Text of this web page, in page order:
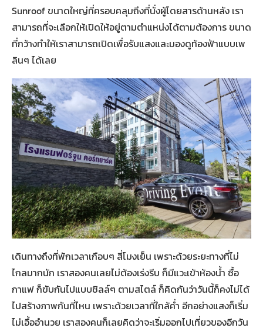
Sunroof ขนาดใหญ่ที่ครอบคลุมถึงที่นั่งผู้โดยสารด้านหลัง เรา
สามารถที่จะเลือกให้เปิดให้อยู่ตามตำแหน่งได้ตามต้องการ ขนาด
ที่กว้างทำให้เราสามารถเปิดเพื่อรับแสงและมองดูท้องฟ้าแบบเพ
ลินๆ ได้เลย
เดินทางถึงที่พักเวลาเกือบๆ สี่โมงเย็น เพราะด้วยระยะทางที่ไม่
ไกลมากนัก เราสองคนเลยไม่ต้องเร่งรีบ ก็มีแวะเข้าห้องน้ำ ซื้อ
กาแฟ ก็ขับกันไปแบบชิลล์ๆ ตามสไตล์ ก็คิดกันว่าวันนี้ก็คงไม่ได้
ไปสร้างภาพกันที่ไหน เพราะด้วยเวลาที่ใกล้ค่ำ อีกอย่างแสงก็เริ่ม
ไม่เอื้ออำนวย เราสองคนก็เลยคิดว่าจะเริ่มออกไปเที่ยวของอีกวัน